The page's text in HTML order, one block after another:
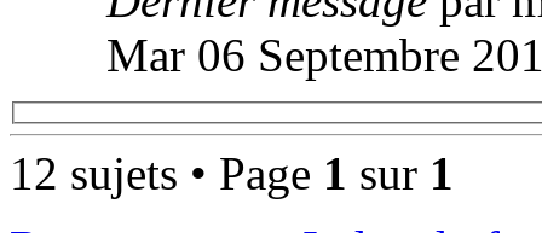
Mar 06 Septembre
12 sujets • Page 1 sur 1